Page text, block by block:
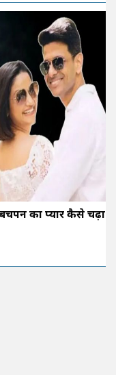
का प्यार कैसे चढ़ा